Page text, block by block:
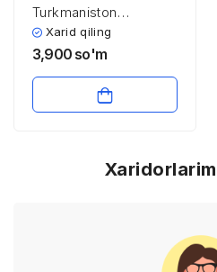
Turkmaniston
Respublikasi
Xarid qiling
3,900 so'm